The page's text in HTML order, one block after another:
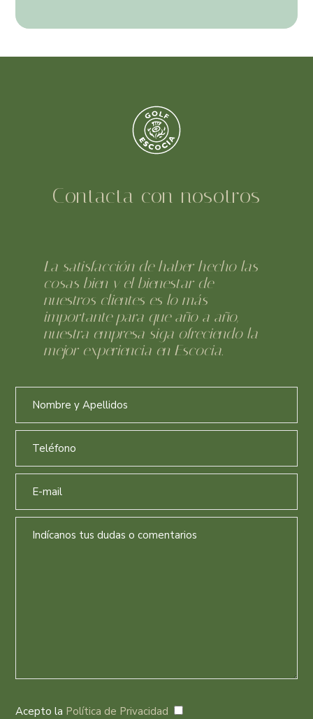
Contacta con nosotros
La satisfacción de haber hecho las
cosas bien y el bienestar de
nuestros clientes es lo más
importante para que año a año,
nuestra empresa siga ofreciendo la
mejor experiencia en Escocia.
Acepto la Política de Privacidad